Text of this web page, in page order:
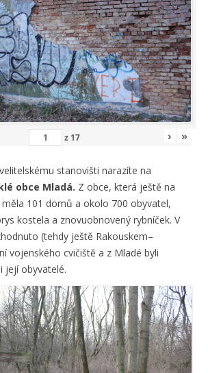
z 17 › »
stanovišti narazíte na
obce Mladá. Z obce, která ještě na
101 domů a okolo 700 obyvatel,
kostela a znovuobnovený rybníček. V
(tehdy ještě Rakouskem–
vojenského cvičiště a z Mladé byli
její obyvatelé.